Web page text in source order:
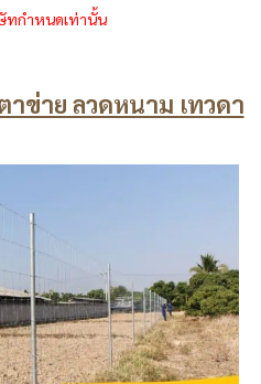
ทกำหนดเท่านั้น
าข่าย ลวดหนาม เทวดา